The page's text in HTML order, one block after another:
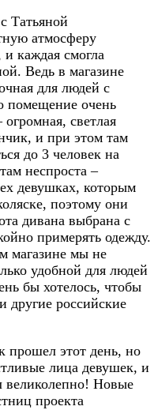
Татьяной
атмосферу
каждая смогла
Ведь в магазине
для людей с
помещение очень
светлая
и при этом там
до 3 человек на
неспроста –
девушках, которым
поэтому они
дивана выбрана с
примерять одежду.
магазине мы не
удобной для людей
бы хотелось, чтобы
другие российские
прошел этот день, но
лица девушек, и
великолепно! Новые
проекта